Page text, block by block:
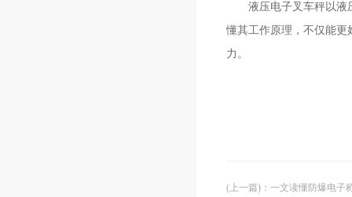
液压电子叉车秤以液压
懂其工作原理，不仅能更
力。
(上一篇) ： 一文读懂防爆电子